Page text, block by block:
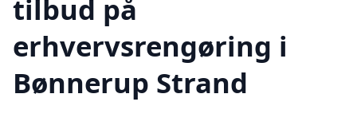
tilbud på
erhvervsrengøring i
Bønnerup Strand